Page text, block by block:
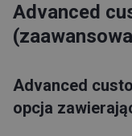
Advanced
Advanced
opcja